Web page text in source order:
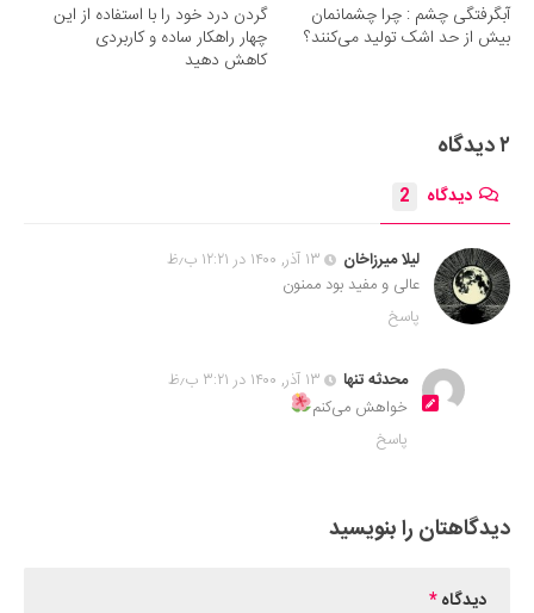
آبگرفتگی چشم : چرا چشمانمان
بیش از حد اشک تولید می‌کنند؟
گردن درد خود را با استفاده از این
چهار راهکار ساده و کاربردی
کاهش دهید
۲ دیدگاه
دیدگاه 2
لیلا میرزاخان
۱۳ آذر, ۱۴۰۰ در ۱۲:۲۱ ب٫ظ
عالی و مفید بود ممنون
پاسخ
محدثه تنها
۱۳ آذر, ۱۴۰۰ در ۳:۲۱ ب٫ظ
خواهش می‌کنم
پاسخ
دیدگاهتان را بنویسید
دیدگاه*